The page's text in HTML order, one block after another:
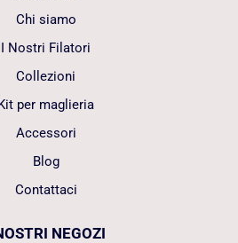
Chi siamo
I Nostri Filatori
Collezioni
per maglieria
Accessori
Blog
Contattaci
NEGOZI